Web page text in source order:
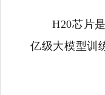
H20芯片
亿级大模型训